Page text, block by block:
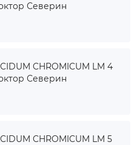
Северин
CHROMICUM LM 4
Северин
CHROMICUM LM 5